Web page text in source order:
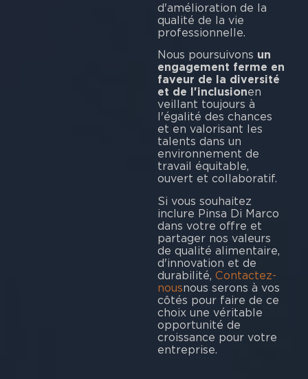
d'amélioration de la
qualité de la vie
professionnelle.
Nous poursuivons un
engagement ferme en
faveur de la diversité
et de l'inclusionen
veillant toujours à
l'égalité des chances
et en valorisant les
talents dans un
environnement de
travail équitable,
ouvert et collaboratif.
Si vous souhaitez
inclure Pinsa Di Marco
dans votre offre et
partager nos valeurs
de qualité alimentaire,
d'innovation et de
durabilité, Contactez-
nousnous serons à vos
côtés pour faire de ce
choix une véritable
opportunité de
croissance pour votre
entreprise.